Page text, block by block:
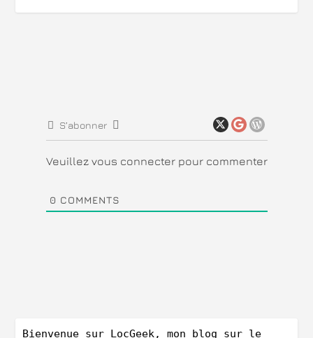
S’abonner
Veuillez vous connecter pour commenter
0 COMMENTS
Bienvenue sur LocGeek, mon blog sur le